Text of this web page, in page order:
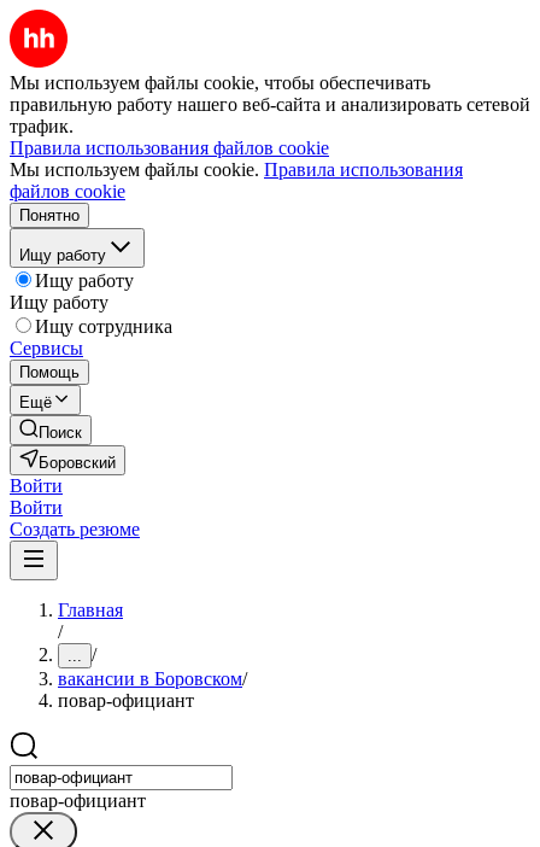
Мы используем файлы cookie, чтобы обеспечивать
правильную работу нашего веб-сайта и анализировать сетевой
трафик.
Правила использования файлов cookie
Мы используем файлы cookie. Правила использования
файлов cookie
Понятно
Ищу работу
Ищу работу
Ищу работу
Ищу сотрудника
Сервисы
Помощь
Ещё
Поиск
Боровский
Войти
Войти
Создать резюме
Главная
/
... /
вакансии в Боровском/
повар-официант
повар-официант